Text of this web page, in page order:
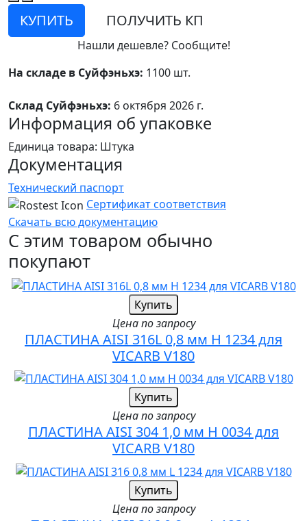
КУПИТЬ ПОЛУЧИТЬ КП
Нашли дешевле? Сообщите!
На складе в Суйфэньхэ: 1100 шт.
Склад Суйфэньхэ: 6 октября 2026 г.
Информация об упаковке
Единица товара: Штука
Документация
Технический паспорт
Сертификат соответствия
Скачать всю документацию
С этим товаром обычно
покупают
Купить
Цена по запросу
ПЛАСТИНА AISI 316L 0,8 мм H 1234 для
VICARB V180
Купить
Цена по запросу
ПЛАСТИНА AISI 304 1,0 мм H 0034 для
VICARB V180
Купить
Цена по запросу